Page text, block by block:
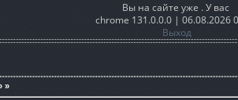
Вы на сайте уже . У вас
chrome 131.0.0.0 | 06.08.2026
Выход
»